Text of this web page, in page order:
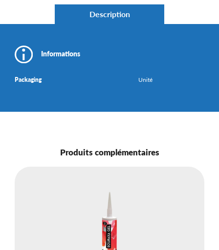
Description
Informations
Packaging Unité
Produits complémentaires